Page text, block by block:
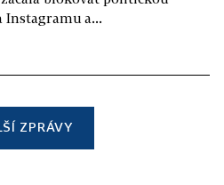
Instagramu a...
ZPRÁVY